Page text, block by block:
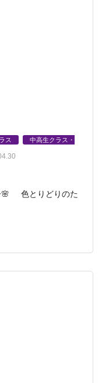
ス 中高生クラス・
🌸 色とりどりのた